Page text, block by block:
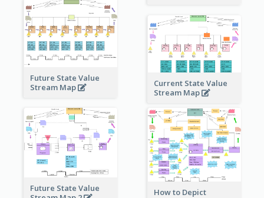
Future State Value
Stream Map
Current State Value
Stream Map
Future State Value
How to Depict